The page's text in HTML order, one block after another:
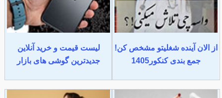
از الان آینده شغلیتو مشخص کن!
جمع بندی کنکور1405
لیست قیمت و خرید آنلاین
جدیدترین گوشی های بازار